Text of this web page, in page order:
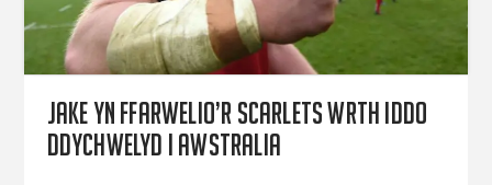
Jake yn ffarwelio’r Scarlets wrth iddo
ddychwelyd i Awstralia